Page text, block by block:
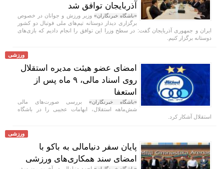
آذربایجان توافق شد
«باشگاه خبرنگاران» وزیر ورزش و جوانان در خصوص
برگزاری دیدار دوستانه تیم‌های ملی فوتبال دو کشور
ایران و جمهوری آذربایجان گفت: در سطح وزرا این توافق را انجام دادیم که بازی‌های
دوستانه برگزار کنیم.
ورزشی
امضای عضو هیئت مدیره استقلال
روی اسناد مالی، ۹ ماه پس از
استعفا
«باشگاه خبرنگاران» بررسی صورت‌های مالی
شش‌ماهه استقلال، ابهامات عجیبی را در باشگاه
استقلال آشکار کرد.
ورزشی
پایان سفر دنیامالی به باکو با
امضای سند همکاری‌های ورزشی